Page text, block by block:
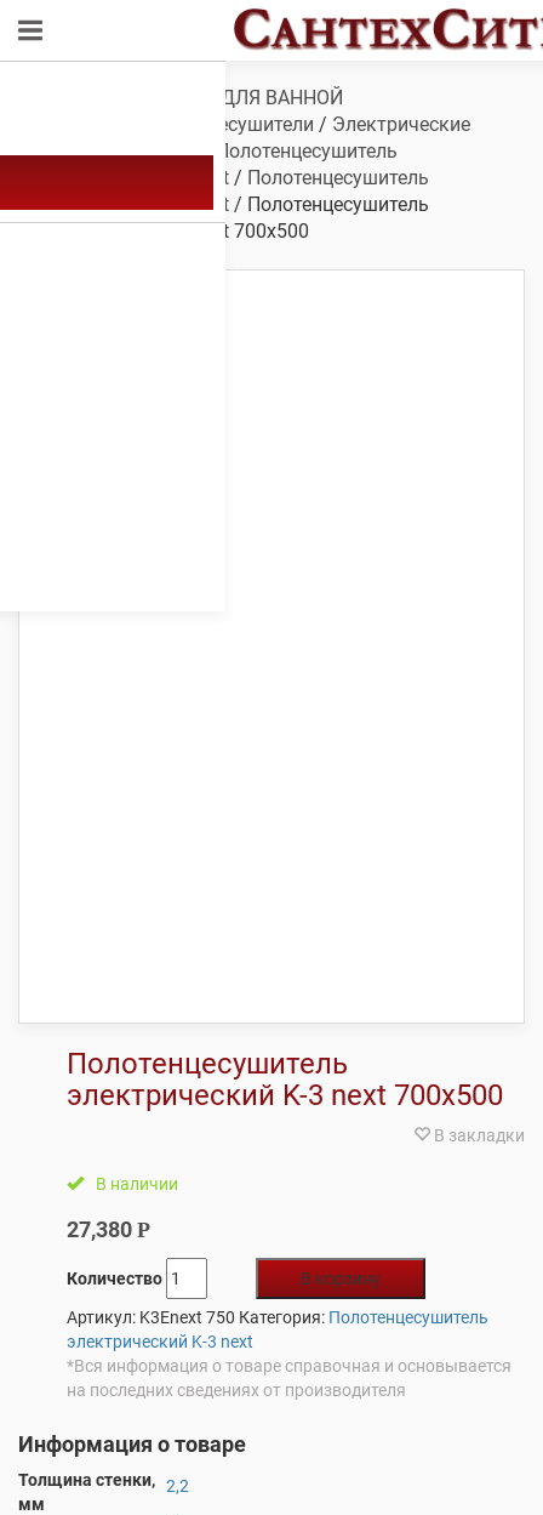
САНТЕХНИКА ДЛЯ ВАННОЙ
Полотенцесушители / Электрические
полотенцесушители/ Полотенцесушитель
электрический K-3 next / Полотенцесушитель
электрический K-3 next / Полотенцесушитель
электрический K-3 next 700х500
Полотенцесушитель
электрический K-3 next 700х500
В закладки
В наличии
27,380 Р
Количество
В корзину
Артикул: K3Enext 750 Категория: Полотенцесушитель
электрический K-3 next
*Вся информация о товаре справочная и основывается
на последних сведениях от производителя
Информация о товаре
Толщина стенки,
мм
2,2